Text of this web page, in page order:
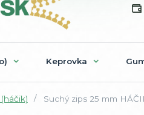
Keprovka
Suchý zips 25 mm